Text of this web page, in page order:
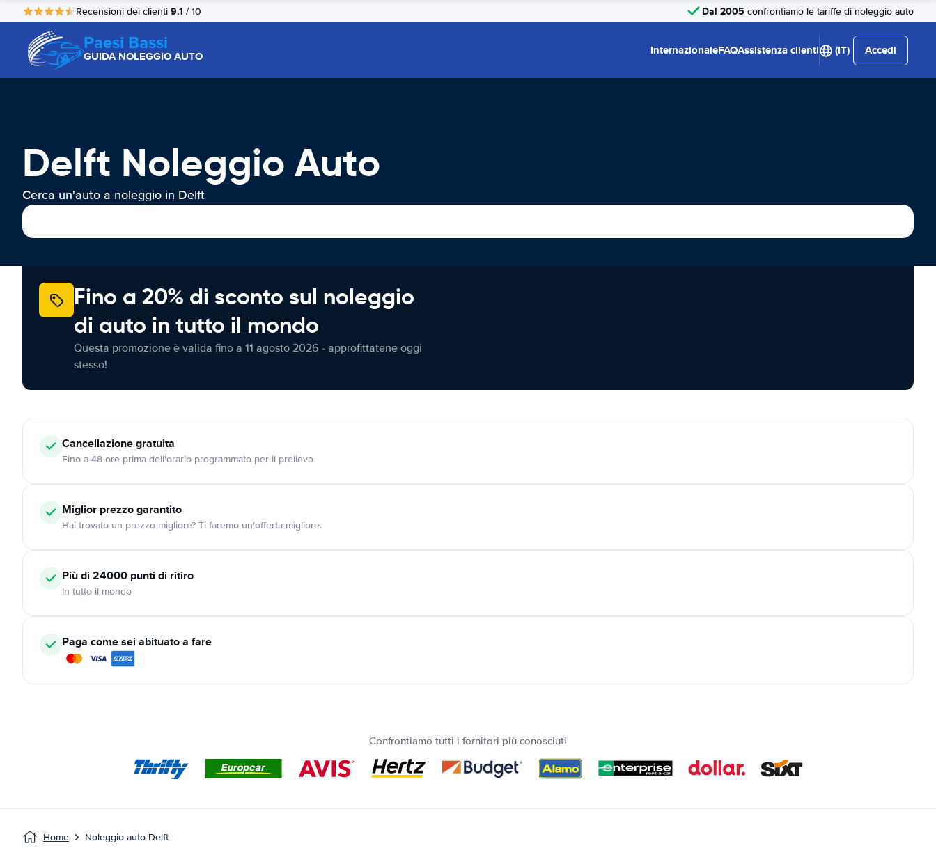
Recensioni dei clienti 9.1 / 10 Dal 2005 confrontiamo le tariffe di noleggio auto
Paesi Bassi
GUIDA NOLEGGIO AUTO InternazionaleFAQAssistenza clienti (IT) Accedi
Delft Noleggio Auto
Cerca un'auto a noleggio in Delft
Fino a 20% di sconto sul noleggio
di auto in tutto il mondo
Questa promozione è valida fino a 11 agosto 2026 - approfittatene oggi
stesso!
Cancellazionegratuita
Fino a 48 ore prima dell'orario programmato per il prelievo
Miglior prezzo garantito
Hai trovato un prezzo migliore? Ti faremo un'offerta migliore.
Più di 24000 punti di ritiro
In tutto il mondo
Paga come sei abituato a fare
Confrontiamo tutti i fornitori più conosciuti
Home Noleggio auto Delft